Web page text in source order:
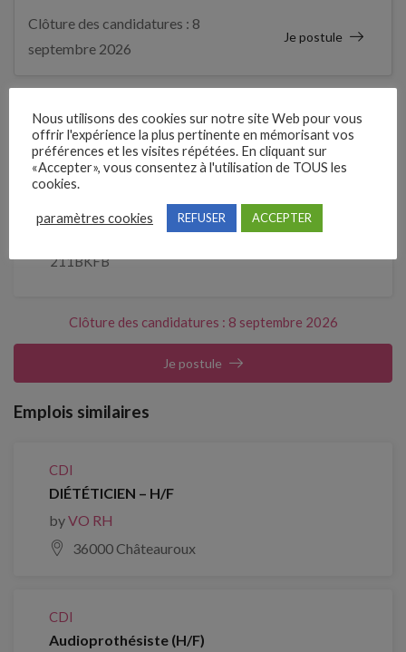
Clôture des candidatures : 8
septembre 2026
Je postule
Entreprise qui propose l'emploi
TREMA
211BKFB
Clôture des candidatures : 8 septembre 2026
Je postule
Emplois similaires
CDI
DIÉTÉTICIEN – H/F
byVO RH
36000 Châteauroux
CDI
Audioprothésiste (H/F)
Nous utilisons des cookies sur notre site Web pour vous
offrir l'expérience la plus pertinente en mémorisant vos
préférences et les visites répétées. En cliquant sur
«Accepter», vous consentez à l'utilisation de TOUS les
cookies.
paramètres cookies REFUSER ACCEPTER